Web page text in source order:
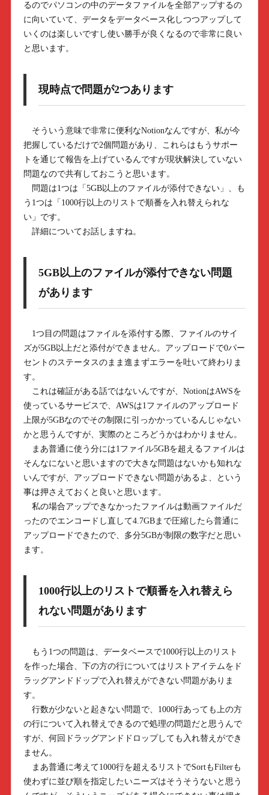
るのでパソコンの中のデータファイルを全部アップするの
に向いていて、データをデータベース化しつつアップして
いくのは楽しいですし使い勝手が良くなるので非常に良い
と思います。
現時点で問題が2つあります
そういう意味で非常に便利なNotionなんですが、私が今
把握しているだけで2個問題があり、これらはもうサポー
トを通じて報告を上げているんですが現状解決していない
問題なので共有しておこうと思います。
問題は1つは「5GB以上のファイルが添付できない」、も
う1つは「1000行以上のリストで順番を入れ替えられな
い」です。
詳細についてお話しますね。
5GB以上のファイルが添付できない問題
があります
1つ目の問題はファイルを添付する際、ファイルのサイ
ズが5GB以上だと添付ができません。アップロードで0パー
セントのステータスのまま進まずエラーを吐いて終わりま
す。
これは確証がある話ではないんですが、NotionはAWSを
使っているサービスで、AWSは1ファイルのアップロード
上限が5GBなのでその制限に引っかかっているんじゃない
かと思うんですが、実際のところどうかはわかりません。
まあ普通に使う分には1ファイル5GBを超えるファイルは
そんなにないと思いますので大きな問題はないかも知れな
いんですが、アップロードできない問題があるよ、という
事は押さえておくと良いと思います。
私の場合アップできなかったファイルは動画ファイルだ
ったのでエンコードし直して4.7GBまで圧縮したら普通に
アップロードできたので、多分5GBが制限の数字だと思い
ます。
1000行以上のリストで順番を入れ替えら
れない問題があります
もう1つの問題は、データベースで1000行以上のリスト
を作った場合、下の方の行についてはリストアイテムをド
ラッグアンドドップで入れ替えができない問題がありま
す。
行数が少ないと起きない問題で、1000行あっても上の方
の行について入れ替えできるので処理の問題だと思うんで
すが、何回ドラッグアンドドロップしても入れ替えができ
ません。
まあ普通に考えて1000行を超えるリストでSortもFilterも
使わずに並び順を指定したいニーズはそうそうないと思う